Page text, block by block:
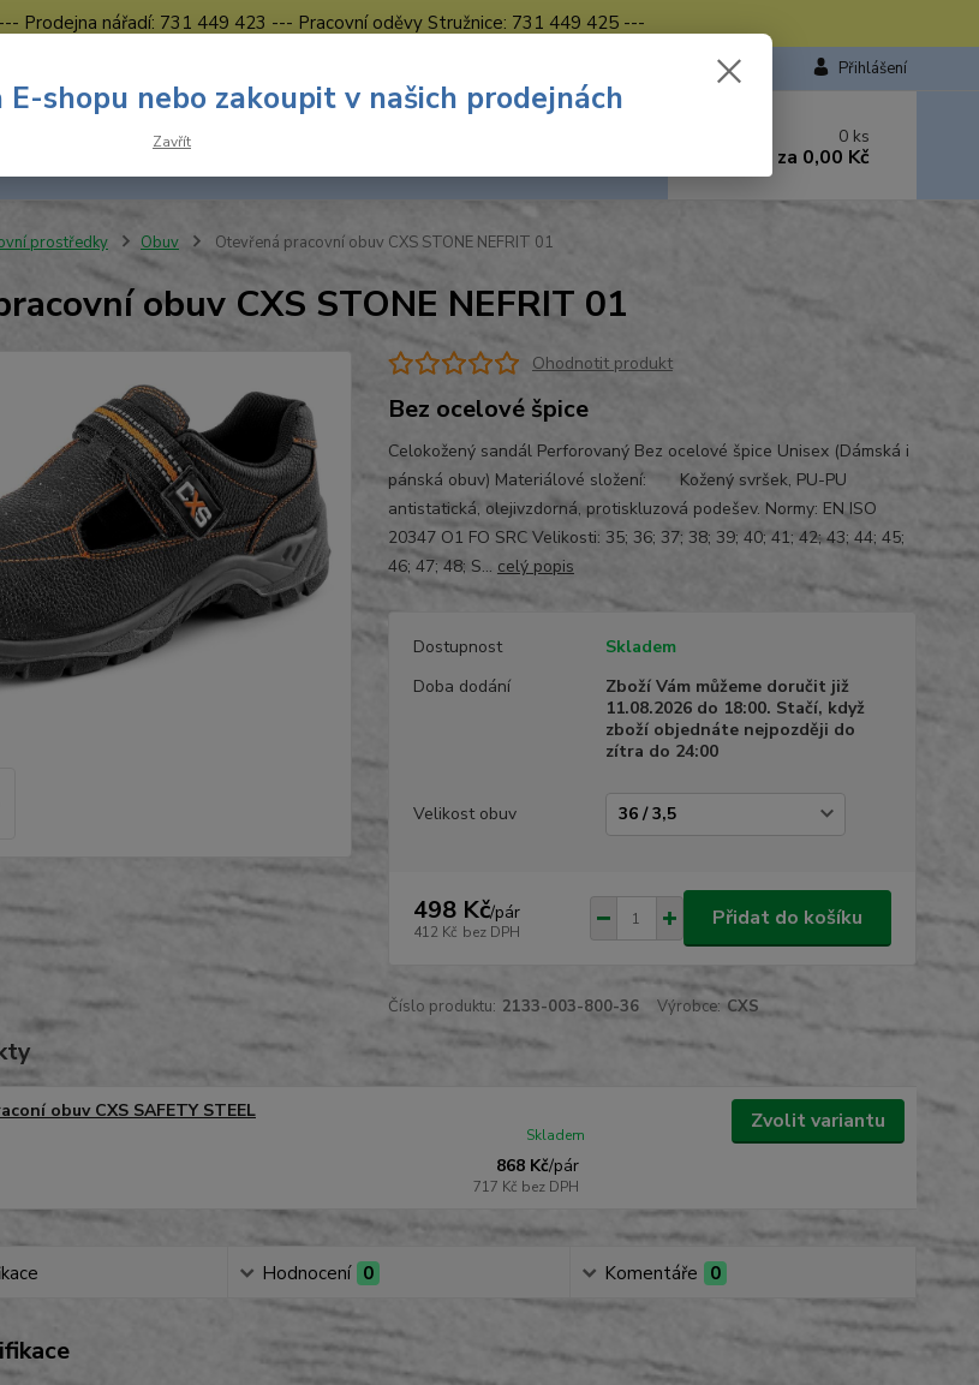
Prodejna nářadí: 731 449 423 --- Pracovní oděvy Stružnice: 731 449 425 ---
Přihlášení
Hledat
Nevíte si rady? Zavolejte.
0 ks
za 0,00 Kč
prostředky Obuv Otevřená pracovní obuv CXS STONE NEFRIT 01
obuv CXS STONE NEFRIT 01
Ohodnotit produkt
Bez ocelové špice
Celokožený sandál Perforovaný Bez ocelové špice Unisex (Dámská i
pánská obuv) Materiálové složení: Kožený svršek, PU-PU
antistatická, olejivzdorná, protiskluzová podešev. Normy: EN ISO
20347 O1 FO SRC Velikosti: 35; 36; 37; 38; 39; 40; 41; 42; 43; 44; 45;
46; 47; 48; S... celý popis
Dostupnost
Skladem
Doba dodání
Zboží Vám můžeme doručit již
11.08.2026 do 18:00. Stačí, když
zboží objednáte nejpozději do
zítra do 24:00
Velikost obuv
498 Kč/pár
412 Kč bez DPH
Přidat do košíku
Číslo produktu: 2133-003-800-36 Výrobce: CXS
obuv CXS SAFETY STEEL
868 Kč/pár
717 Kč bez DPH
Skladem
Zvolit variantu
Hodnocení 0 Komentáře 0
shopu nebo zakoupit v našich prodejnách
Zavřít